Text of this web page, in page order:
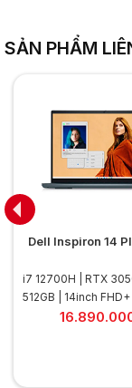
Dung lượng:
Loại ổ cứng:
Màn hình
Kích thước:
Độ phân giải:
Công nghệ MH:
SẢN PHẨM
Dell Inspiron 14
i7 12700H | RTX
512GB | 14inch FHD+